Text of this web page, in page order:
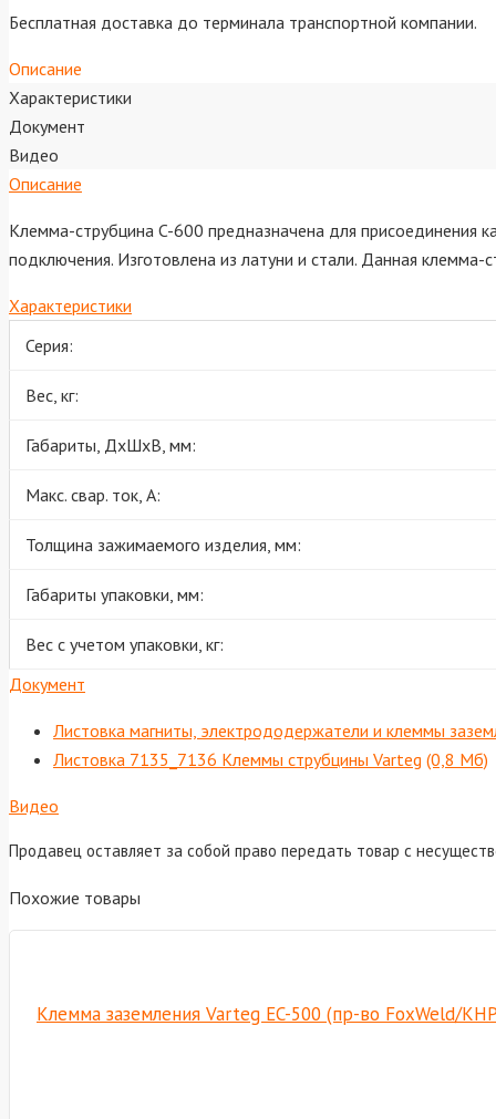
Бесплатная доставка до терминала транспортной компании.
Описание
Характеристики
Документ
Видео
Описание
Клемма-струбцина C-600 предназначена для присоединения
подключения. Изготовлена из латуни и стали. Данная
Характеристики
Серия:
Вес, кг:
Габариты, ДхШхВ, мм:
Макс. свар. ток, А:
Толщина зажимаемого изделия, мм:
Габариты упаковки, мм:
Вес с учетом упаковки, кг:
Документ
Листовка магниты, электрододержатели и клеммы
Листовка 7135_7136 Клеммы струбцины Varteg (0,8 Мб)
Видео
Продавец оставляет за собой право передать товар с
Похожие товары
Клемма заземления Varteg EC-500 (пр-во FoxWeld/